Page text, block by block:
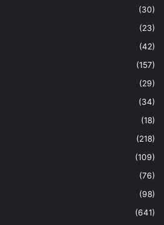
(30)
(23)
(42)
(157)
(29)
(34)
(18)
(218)
(109)
(76)
(98)
(641)